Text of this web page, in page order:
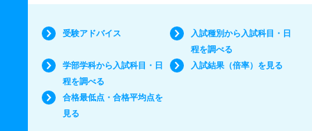
受験アドバイス
入試種別から入試科目・日
程を調べる
学部学科から入試科目・日
程を調べる
入試結果（倍率）を見る
合格最低点・合格平均点を
見る